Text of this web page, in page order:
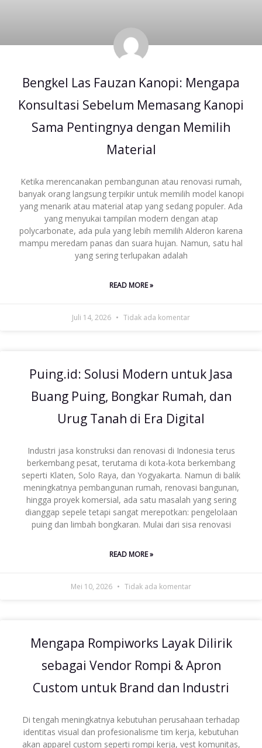
Bengkel Las Fauzan Kanopi: Mengapa
Konsultasi Sebelum Memasang Kanopi
Sama Pentingnya dengan Memilih
Material
Ketika merencanakan pembangunan atau renovasi rumah,
banyak orang langsung terpikir untuk memilih model kanopi
yang menarik atau material atap yang sedang populer. Ada
yang menyukai tampilan modern dengan atap
polycarbonate, ada pula yang lebih memilih Alderon karena
mampu meredam panas dan suara hujan. Namun, satu hal
yang sering terlupakan adalah
READ MORE »
Juli 14, 2026 Tidak ada komentar
Puing.id: Solusi Modern untuk Jasa
Buang Puing, Bongkar Rumah, dan
Urug Tanah di Era Digital
Industri jasa konstruksi dan renovasi di Indonesia terus
berkembang pesat, terutama di kota-kota berkembang
seperti Klaten, Solo Raya, dan Yogyakarta. Namun di balik
meningkatnya pembangunan rumah, renovasi bangunan,
hingga proyek komersial, ada satu masalah yang sering
dianggap sepele tetapi sangat merepotkan: pengelolaan
puing dan limbah bongkaran. Mulai dari sisa renovasi
READ MORE »
Mei 10, 2026 Tidak ada komentar
Mengapa Rompiworks Layak Dilirik
sebagai Vendor Rompi & Apron
Custom untuk Brand dan Industri
Di tengah meningkatnya kebutuhan perusahaan terhadap
identitas visual dan profesionalisme tim kerja, kebutuhan
akan apparel custom seperti rompi kerja, vest komunitas,